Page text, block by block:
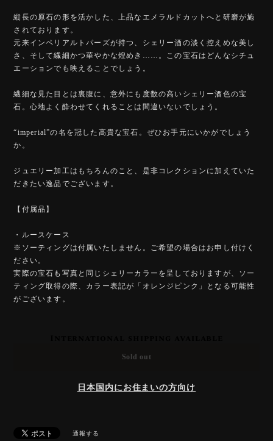
縦長の原石の形を活かした、上品なエメラルドカットへと研磨が施
されております。
元来インペリアルトパーズが持つ、シェリー酒の淡く控えめな美し
さ、そして繊細かつ華やかな煌めき……。この宝石はどんなシチュ
エーションでも映えることでしょう。
繊細な見た目とは裏腹に、意外にも度数の高いシェリー酒色の宝
石。心地よく酔わせてくれることは間違いないでしょう。
“imperial”の名を冠した高貴な宝石。ぜひお手元にいかがでしょう
か。
ジュエリー加工はもちろんのこと、是非コレクションに加えていた
だきたい逸品でございます。
【付属品】
・ルースケース
※ソーティングは付属いたしません。ご希望の場合はお申し付けく
ださい。
実際の宝石も写真と同じシェリーカラーを呈しておりますが、ソー
ティング取得の際、カラー表記が「オレンジピンク」となる可能性
がございます。
Sold out
日本国内にお住まいの方向け
通報する